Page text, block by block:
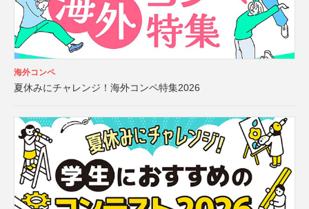
海外コンペ
夏休みにチャレンジ！海外コンペ特集2026